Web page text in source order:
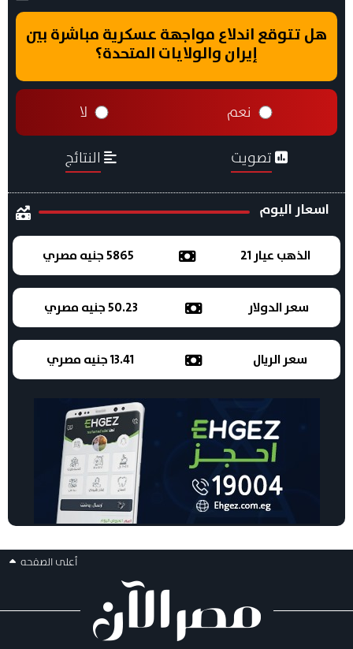
هل تتوقع اندلاع مواجهة عسكرية مباشرة بين
إيران والولايات المتحدة؟
نعم لا
تصويت النتائج
اسعار اليوم
الذهب عيار 21 5865 جنيه مصري
سعر الدولار 50.23 جنيه مصري
سعر الريال 13.41 جنيه مصري
أعلى الصفحه